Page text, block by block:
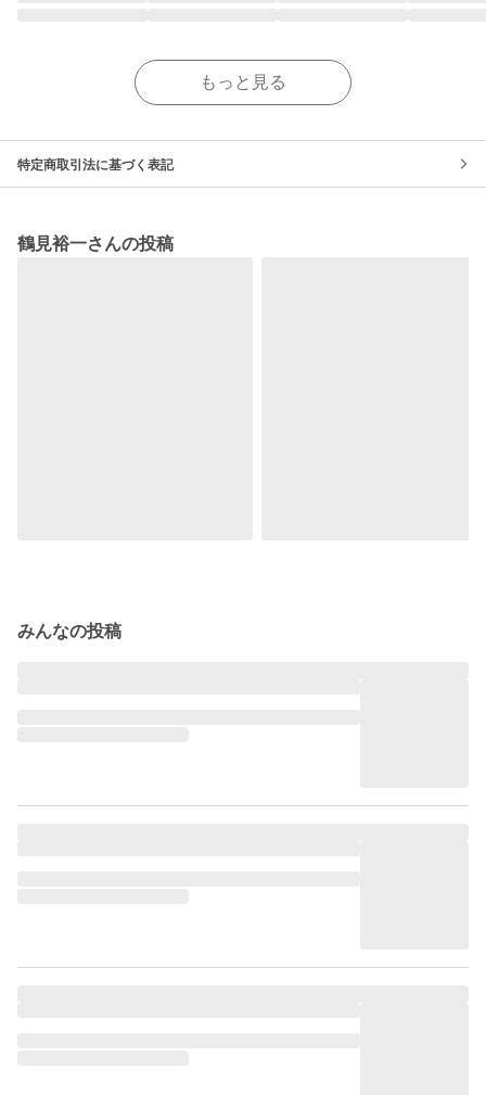
もっと見る
特定商取引法に基づく表記
鶴見裕一さんの投稿
みんなの投稿